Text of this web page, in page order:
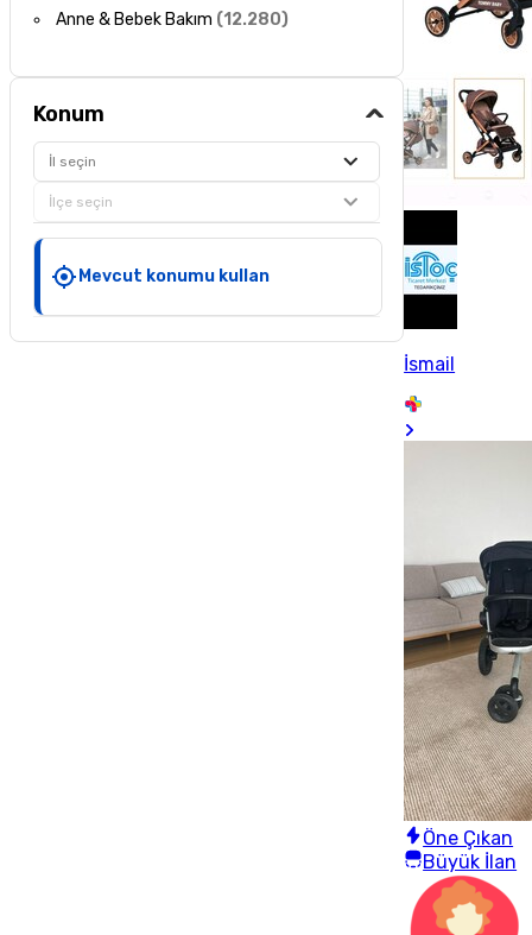
Anne & Bebek Bakım (12.280)
Konum
İl seçin
İlçe seçin
Mevcut konumu kullan
İsmail
Öne Çıkan
Büyük İlan